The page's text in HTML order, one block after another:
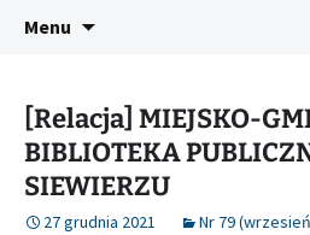
Śląski Pegaz
Platforma inicjatyw
Menu
[Relacja] MIEJSKO-
BIBLIOTEKA
SIEWIERZU
27 grudnia 2021
Nr 79